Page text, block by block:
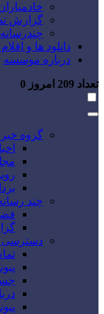
گزارش
دانلود ها و
درباره موسسه
تعداد امروز 0
گروه
چند
دسترسی